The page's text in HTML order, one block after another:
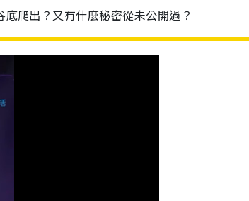
爬出？又有什麼秘密從未公開過？